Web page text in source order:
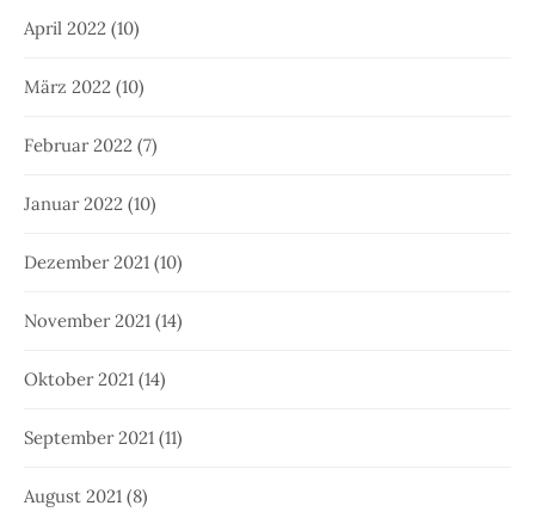
April 2022 (10)
März 2022 (10)
Februar 2022 (7)
Januar 2022 (10)
Dezember 2021 (10)
November 2021 (14)
Oktober 2021 (14)
September 2021 (11)
August 2021 (8)